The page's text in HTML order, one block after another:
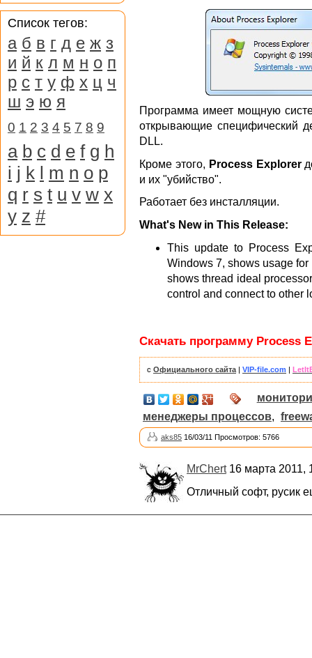
Программа имеет мощную
открывающие специфический
DLL.
Кроме этого, Process Explorer
и их "убийство".
Работает без инсталляции.
What's New in This Release:
This update to Process
Windows 7, shows usage
shows thread ideal
control and connect to other
Скачать программу Process
с Официального сайта | VIP-file.com |
менеджеры процессов,
aks85 16/03/11 Просмотров: 5766
MrChert16 марта 2011,
Отличный софт, русик
Список тегов:
а б в г д е ж з
и й к л м н о п
р с т у ф х ц ч
ш э ю я
0 1 2 3 4 5 7 8 9
a b c d e f g h
i j k l m n o p
q r s t u v w x
y z #